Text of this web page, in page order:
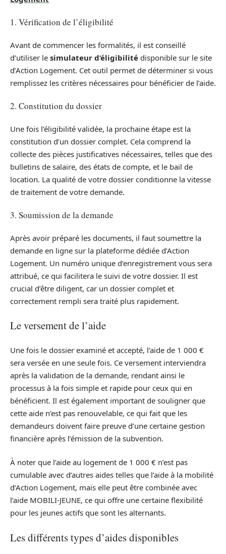
1. Vérification de l’éligibilité
Avant de commencer les formalités, il est conseillé
d’utiliser le simulateur d’éligibilité disponible sur le site
d’Action Logement. Cet outil permet de déterminer si vous
remplissez les critères nécessaires pour bénéficier de l’aide.
2. Constitution du dossier
Une fois l’éligibilité validée, la prochaine étape est la
constitution d’un dossier complet. Cela comprend la
collecte des pièces justificatives nécessaires, telles que des
bulletins de salaire, des états de compte, et le bail de
location. La qualité de votre dossier conditionne la vitesse
de traitement de votre demande.
3. Soumission de la demande
Après avoir préparé les documents, il faut soumettre la
demande en ligne sur la plateforme dédiée d’Action
Logement. Un numéro unique d’enregistrement vous sera
attribué, ce qui facilitera le suivi de votre dossier. Il est
crucial d’être diligent, car un dossier complet et
correctement rempli sera traité plus rapidement.
Le versement de l’aide
Une fois le dossier examiné et accepté, l’aide de 1 000 €
sera versée en une seule fois. Ce versement interviendra
après la validation de la demande, rendant ainsi le
processus à la fois simple et rapide pour ceux qui en
bénéficient. Il est également important de souligner que
cette aide n’est pas renouvelable, ce qui fait que les
demandeurs doivent faire preuve d’une certaine gestion
financière après l’émission de la subvention.
À noter que l’aide au logement de 1 000 € n’est pas
cumulable avec d’autres aides telles que l’aide à la mobilité
d’Action Logement, mais elle peut être combinée avec
l’aide MOBILI-JEUNE, ce qui offre une certaine flexibilité
pour les jeunes actifs que sont les alternants.
Les différents types d’aides disponibles